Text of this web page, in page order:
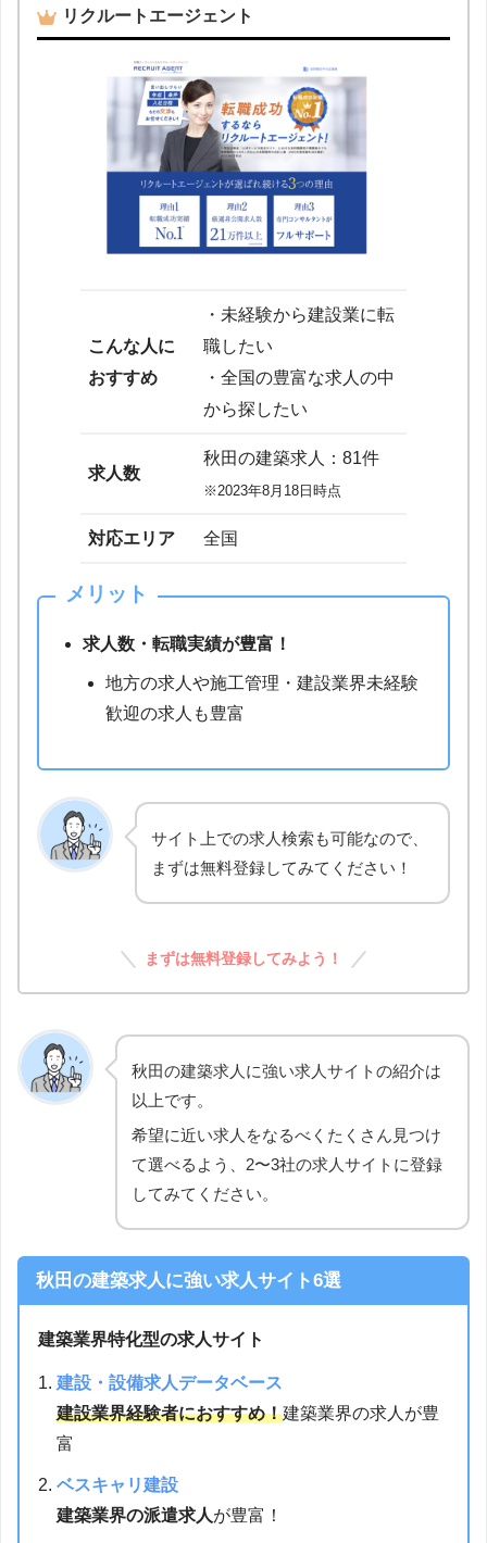
リクルートエージェント
こんな人に
おすすめ
・未経験から建設業に転
職したい
・全国の豊富な求人の中
から探したい
求人数
秋田の建築求人：81件
※2023年8月18日時点
対応エリア 全国
メリット
求人数・転職実績が豊富！
地方の求人や施工管理・建設業界未経験
歓迎の求人も豊富
サイト上での求人検索も可能なので、
まずは無料登録してみてください！
まずは無料登録してみよう！
秋田の建築求人に強い求人サイトの紹介は
以上です。
希望に近い求人をなるべくたくさん見つけ
て選べるよう、2〜3社の求人サイトに登録
してみてください。
秋田の建築求人に強い求人サイト6選
建築業界特化型の求人サイト
建設・設備求人データベース
建設業界経験者におすすめ！建築業界の求人が豊
富
ベスキャリ建設
建築業界の派遣求人が豊富！